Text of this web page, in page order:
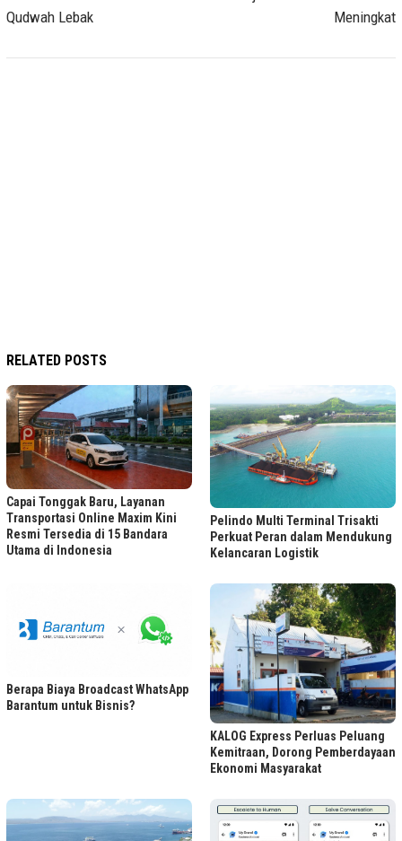
Qudwah Lebak
Meningkat
RELATED POSTS
Capai Tonggak Baru, Layanan
Transportasi Online Maxim Kini
Resmi Tersedia di 15 Bandara
Utama di Indonesia
Pelindo Multi Terminal Trisakti
Perkuat Peran dalam Mendukung
Kelancaran Logistik
Berapa Biaya Broadcast WhatsApp
Barantum untuk Bisnis?
KALOG Express Perluas Peluang
Kemitraan, Dorong Pemberdayaan
Ekonomi Masyarakat